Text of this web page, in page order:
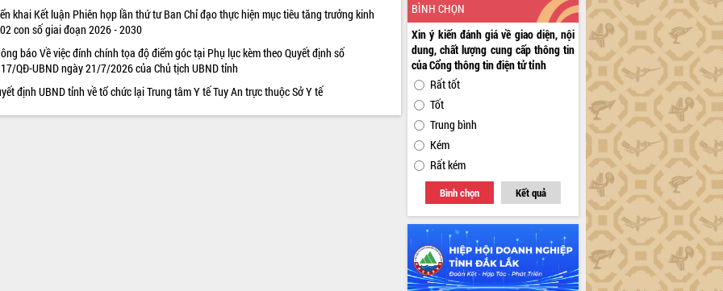
khai Kết luận Phiên họp lần thứ tư Ban Chỉ đạo thực hiện mục tiêu tăng trưởng kinh
con số giai đoạn 2026 - 2030
báo Về việc đính chính tọa độ điểm góc tại Phụ lục kèm theo Quyết định số
QĐ-UBND ngày 21/7/2026 của Chủ tịch UBND tỉnh
định UBND tỉnh về tổ chức lại Trung tâm Y tế Tuy An trực thuộc Sở Y tế
BÌNH CHỌN
Xin ý kiến đánh giá về giao diện, nội
dung, chất lượng cung cấp thông tin
của Cổng thông tin điện tử tỉnh
Rất tốt
Tốt
Trung bình
Kém
Rất kém
Bình chọn Kết quả